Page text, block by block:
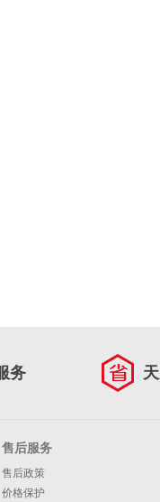
务
售后服务
售后政策
价格保护